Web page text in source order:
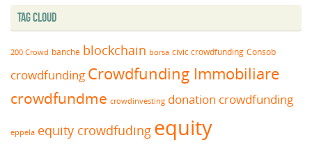
Tag Cloud
200 Crowd banche blockchain borsa civic crowdfunding Consob
crowdfunding Crowdfunding Immobiliare
crowdfundme crowdinvesting donation crowdfunding
eppela equity crowdfuding equity